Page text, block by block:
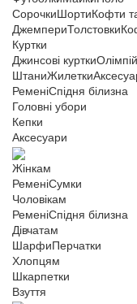
СорочкиШортиКофти
ДжемпериТолстовки
Куртки
Джинсові куртки
ШтаниЖилетки
РеменіСпідня білизна
Головні убори
Кепки
Аксесуари
Жінкам
РеменіСумки
Чоловікам
РеменіСпідня білизна
Дівчатам
ШарфиПерчатки
Хлопцям
Шкарпетки
Взуття